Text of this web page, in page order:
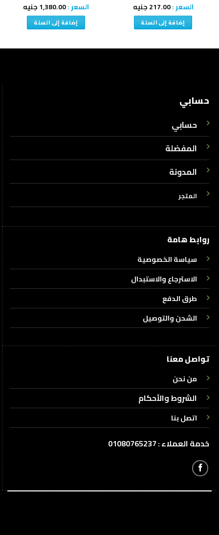
السعر :217.00جنيه
إضافة إلى السلة
السعر :1,380.00جنيه
إضافة إلى السلة
حسابي
حسابي
المفضلة
المدونة
المتجر
روابط هامة
سياسة الخصوصية
الاسترجاع والاستبدال
طرق الدفع
الشحن والتوصيل
تواصل معنا
من نحن
الشروط والأحكام
اتصل بنا
خدمة العملاء : 01080765237